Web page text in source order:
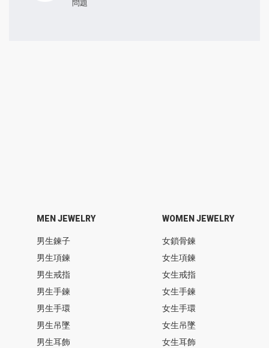
MEN JEWELRY
男生鍊子
男生項鍊
男生戒指
男生手鍊
男生手環
男生吊墜
男生耳飾
WOMEN JEWELRY
女鎖骨鍊
女生項鍊
女生戒指
女生手鍊
女生手環
女生吊墜
女生耳飾